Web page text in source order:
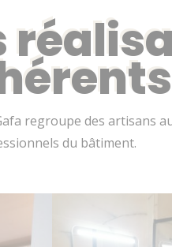
regroupe des artisans
du bâtiment.